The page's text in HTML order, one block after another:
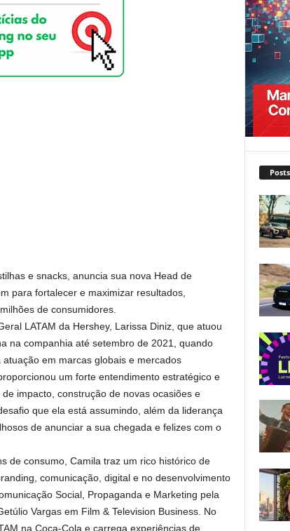
e snacks, anuncia sua nova Head de
para fortalecer e maximizar resultados,
de consumidores.
LATAM da Hershey, Larissa Diniz, que atuou
na companhia até setembro de 2021, quando
em marcas globais e mercados
um forte entendimento estratégico e
impacto, construção de novas ocasiões e
que ela está assumindo, além da liderança
de anunciar a sua chegada e felizes com o
de consumo, Camila traz um rico histórico de
comunicação, digital e no desenvolvimento
Social, Propaganda e Marketing pela
Vargas em Film & Television Business. No
na Coca-Cola e carrega experiências de